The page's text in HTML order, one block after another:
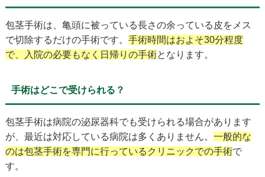
包茎手術は、亀頭に被っている長さの余っている皮をメス
で切除するだけの手術です。 手術時間はおよそ30分程度
で、入院の必要もなく日帰りの手術となります。
手術はどこで受けられる？
包茎手術は病院の泌尿器科でも受けられる場合があります
が、最近は対応している病院は多くありません。 一般的な
のは包茎手術を専門に行っているクリニックでの手術で
す。